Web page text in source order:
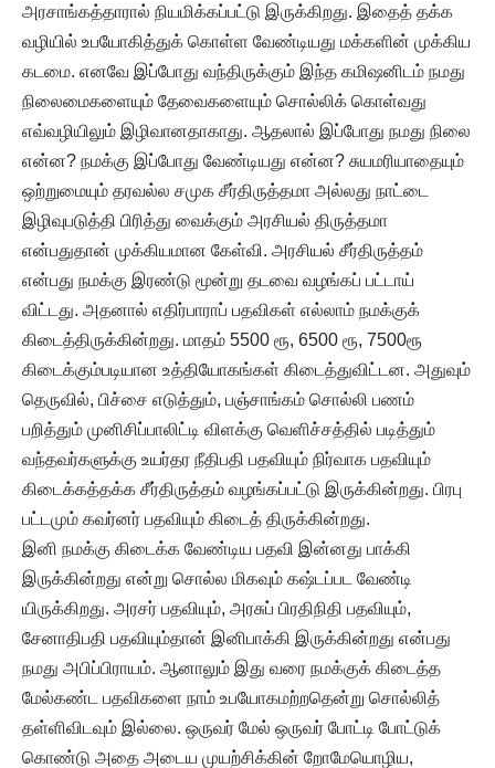
அரசாங்கத்தாரால் நியமிக்கப்பட்டு இருக்கிறது. இதைத் தக்க
வழியில் உபயோகித்துக் கொள்ள வேண்டியது மக்களின் முக்கிய
கடமை. எனவே இப்போது வந்திருக்கும் இந்த கமிஷனிடம் நமது
நிலைமைகளையும் தேவைகளையும் சொல்லிக் கொள்வது
எவ்வழியிலும் இழிவானதாகாது. ஆதலால் இப்போது நமது நிலை
என்ன? நமக்கு இப்போது வேண்டியது என்ன? சுயமரியாதையும்
ஒற்றுமையும் தரவல்ல சமுக சீர்திருத்தமா அல்லது நாட்டை
இழிவுபடுத்தி பிரித்து வைக்கும் அரசியல் திருத்தமா
என்பதுதான் முக்கியமான கேள்வி. அரசியல் சீர்திருத்தம்
என்பது நமக்கு இரண்டு மூன்று தடவை வழங்கப் பட்டாய்
விட்டது. அதனால் எதிர்பாராப் பதவிகள் எல்லாம் நமக்குக்
கிடைத்திருக்கின்றது. மாதம் 5500 ரூ, 6500 ரூ, 7500ரூ
கிடைக்கும்படியான உத்தியோகங்கள் கிடைத்துவிட்டன. அதுவும்
தெருவில், பிச்சை எடுத்தும், பஞ்சாங்கம் சொல்லி பணம்
பறித்தும் முனிசிப்பாலிட்டி விளக்கு வெளிச்சத்தில் படித்தும்
வந்தவர்களுக்கு உயர்தர நீதிபதி பதவியும் நிர்வாக பதவியும்
கிடைக்கத்தக்க சீர்திருத்தம் வழங்கப்பட்டு இருக்கின்றது. பிரபு
பட்டமும் கவர்னர் பதவியும் கிடைத் திருக்கின்றது.
இனி நமக்கு கிடைக்க வேண்டிய பதவி இன்னது பாக்கி
இருக்கின்றது என்று சொல்ல மிகவும் கஷ்டப்பட வேண்டி
யிருக்கிறது. அரசர் பதவியும், அரசுப் பிரதிநிதி பதவியும்,
சேனாதிபதி பதவியும்தான் இனிபாக்கி இருக்கின்றது என்பது
நமது அபிப்பிராயம். ஆனாலும் இது வரை நமக்குக் கிடைத்த
மேல்கண்ட பதவிகளை நாம் உபயோகமற்றதென்று சொல்லித்
தள்ளிவிடவும் இல்லை. ஒருவர் மேல் ஒருவர் போட்டி போட்டுக்
கொண்டு அதை அடைய முயற்சிக்கின் றோமேயொழிய,